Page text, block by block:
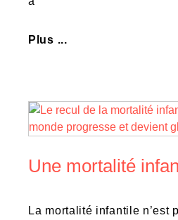
Plus ...
Une mortalité
La mortalité infantile n’est